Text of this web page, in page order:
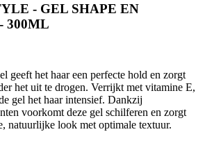
- GEL SHAPE EN
300ML
geeft het haar een perfecte hold en zorgt
het uit te drogen. Verrijkt met vitamine E,
gel het haar intensief. Dankzij
voorkomt deze gel schilferen en zorgt
natuurlijke look met optimale textuur.